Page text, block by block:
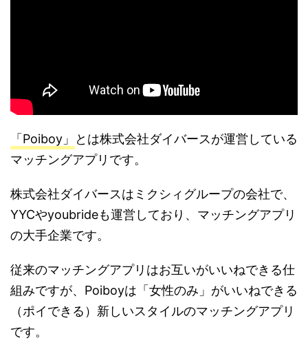
「Poiboy」
とは株式会社ダイバースが運営している
マッチングアプリです。
株式会社ダイバースはミクシィグループの会社で、
YYCやyoubrideも運営しており、マッチングアプリ
の大手企業です。
従来のマッチングアプリはお互いがいいねできる仕
組みですが、Poiboyは「女性のみ」がいいねできる
（ポイできる）新しいスタイルのマッチングアプリ
です。